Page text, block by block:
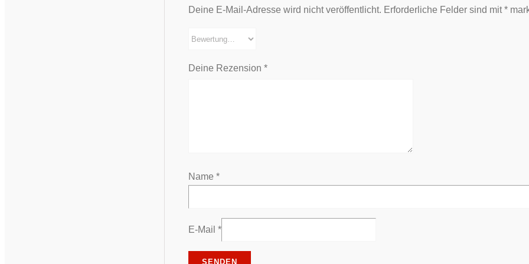
Deine E-Mail-Adresse wird nicht veröffentlicht. Erforderliche Felder sind mit*
Deine Rezension *
Name *
E-Mail *